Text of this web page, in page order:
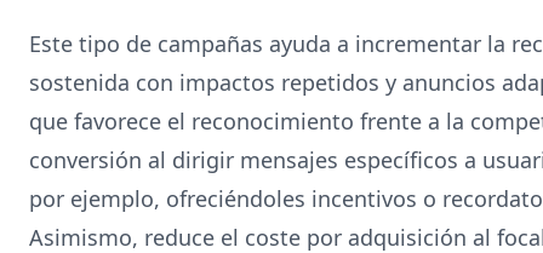
Este tipo de campañas ayuda a incrementar la
sostenida con impactos repetidos y anuncios
que favorece el reconocimiento frente a la
conversión al dirigir mensajes específicos a
por ejemplo, ofreciéndoles incentivos o
Asimismo, reduce el coste por adquisición al